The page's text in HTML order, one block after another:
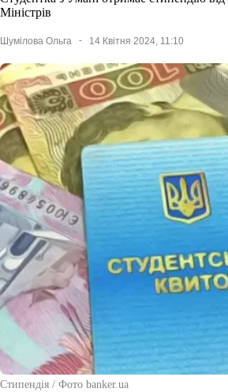
Міністрів
Шумілова Ольга 14 Квітня 2024, 11:10
Стипендія / Фото banker.ua